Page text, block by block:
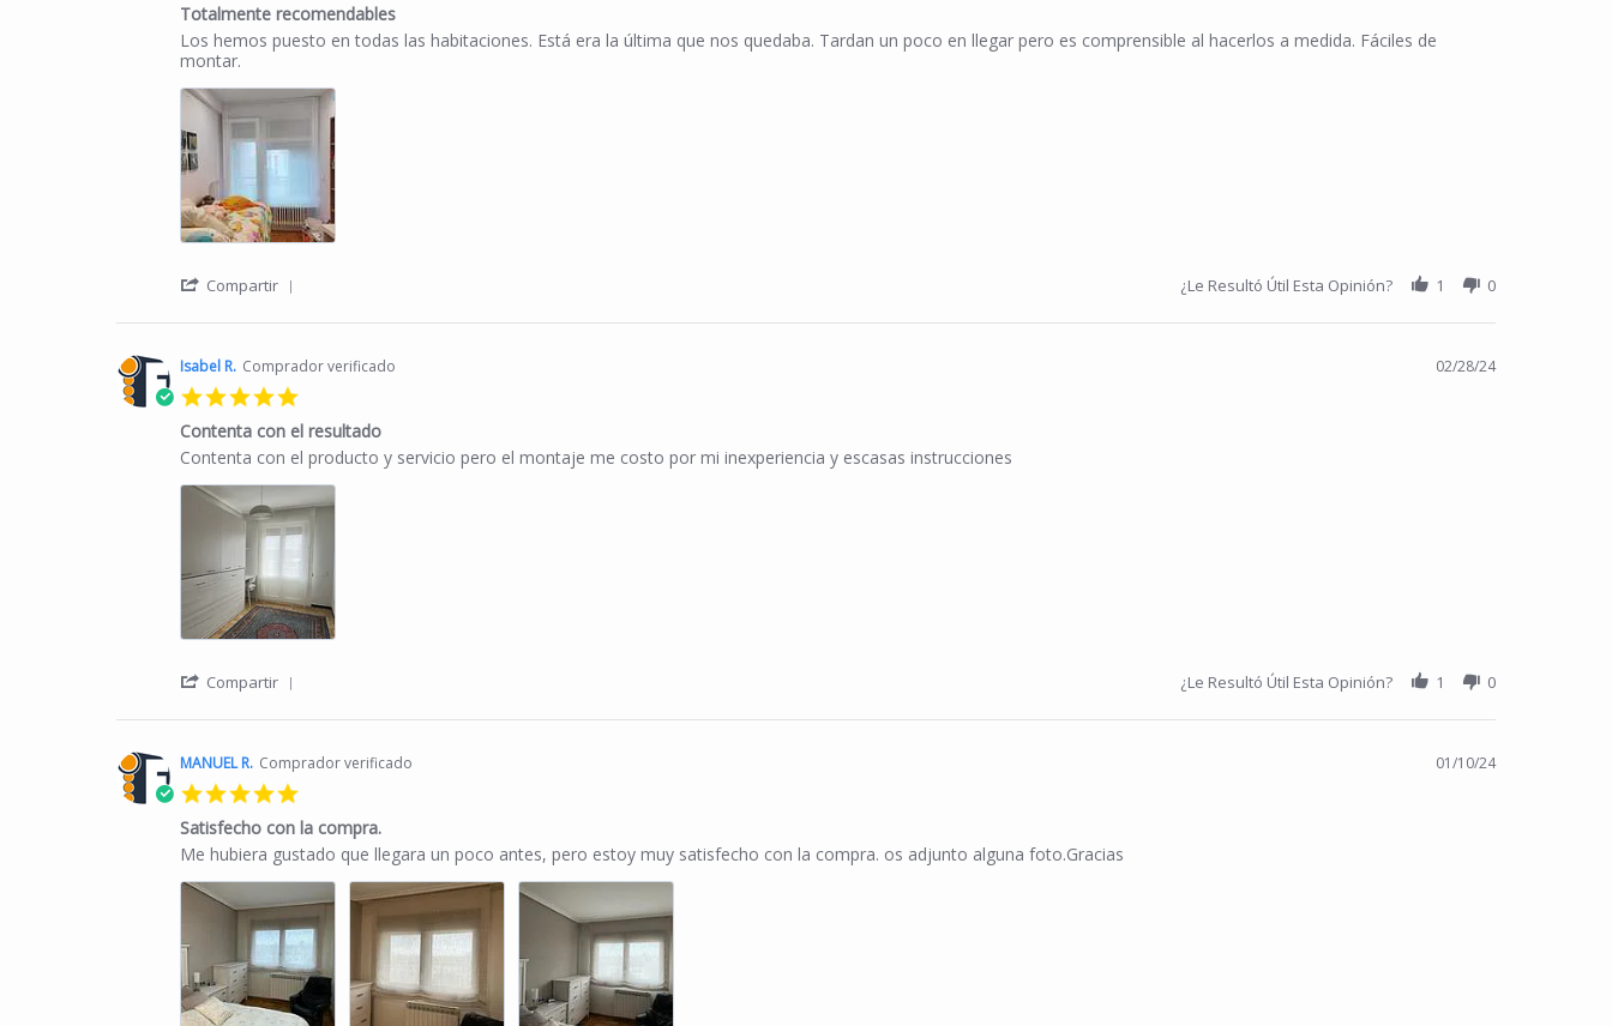
Totalmente recomendables
Review by IRATXE B. on 25 Jan 2025
review stating Totalmente recomendables
Los hemos puesto en todas las habitaciones. Está era la última que nos quedaba. Tardan un poco en llegar pero es comprensible al hacerlos a medida. Fáciles de
montar.
Compartir ¿Le Resultó Útil Esta Opinión? 1 0
Isabel R. Comprador verificado 02/28/24
Contenta con el resultado
Review by Isabel R. on 28 Feb 2024
review stating Contenta con el resultado
Contenta con el producto y servicio pero el montaje me costo por mi inexperiencia y escasas instrucciones
Compartir ¿Le Resultó Útil Esta Opinión? 1 0
MANUEL R. Comprador verificado 01/10/24
Satisfecho con la compra.
Review by MANUEL R. on 10 Jan 2024
review stating Satisfecho con la compra.
Me hubiera gustado que llegara un poco antes, pero estoy muy satisfecho con la compra. os adjunto alguna foto.Gracias